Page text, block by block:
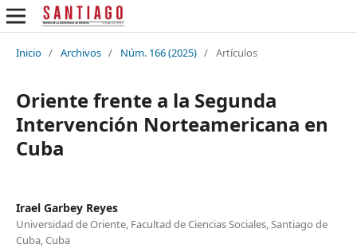
Inicio / Archivos / Núm. 166 (2025) / Artículos
Oriente frente a la Segunda
Intervención Norteamericana en
Cuba
Irael Garbey Reyes
Universidad de Oriente, Facultad de Ciencias Sociales, Santiago de
Cuba, Cuba